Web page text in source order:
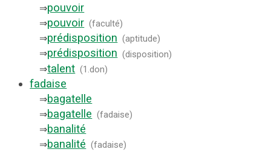
⇒pouvoir
⇒pouvoir (faculté)
⇒prédisposition (aptitude)
⇒prédisposition (disposition)
⇒talent (1.don)
fadaise
⇒bagatelle
⇒bagatelle (fadaise)
⇒banalité
⇒banalité (fadaise)